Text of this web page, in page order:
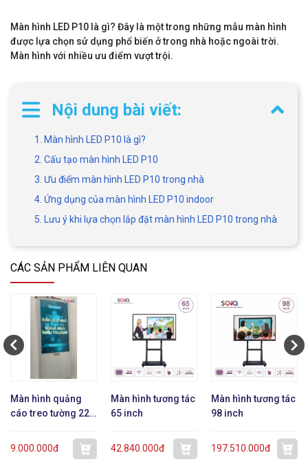
Màn hình LED P10 là gì? Đây là một trong những mẫu màn hình
được lựa chọn sử dụng phổ biến ở trong nhà hoặc ngoài trời.
Màn hình với nhiều ưu điểm vượt trội.
Nội dung bài viết:
1. Màn hình LED P10 là gì?
2. Cấu tạo màn hình LED P10
3. Ưu điểm màn hình LED P10 trong nhà
4. Ứng dụng của màn hình LED P10 indoor
5. Lưu ý khi lựa chọn lắp đặt màn hình LED P10 trong nhà
CÁC SẢN PHẨM LIÊN QUAN
Màn hình quảng
cáo treo tường 22
9.000.000đ
Màn hình tương tác
65 inch
42.840.000đ
Màn hình tương tác
98 inch
197.510.000đ